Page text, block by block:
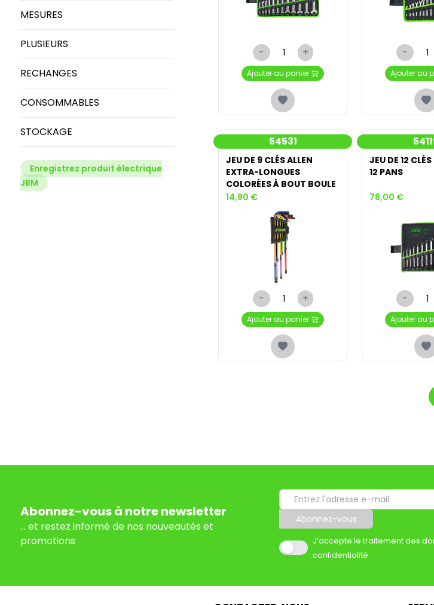
MESURES
PLUSIEURS
RECHANGES
CONSOMMABLES
STOCKAGE
Enregistrez produit électrique
JBM
- +
Ajouter au panier
-
Ajouter au
54531
JEU DE 9 CLÉS ALLEN
EXTRA-LONGUES
COLORÉES À BOUT BOULE
14,90 €
- +
Ajouter au panier
JEU DE 12
12 PANS
78,00 €
-
Ajouter au
Abonnez-vous à notre newsletter
... et restez informé de nos nouveautés et
promotions
Abonnez-vous
J’accepte le traitement des
confidentialité